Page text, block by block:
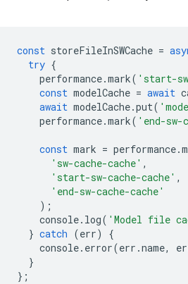
const storeFileInSWCache =
try {
performance.mark( 'start-
const modelCache = await
await modelCache.put(
performance.mark( 'end-sw-
const mark = performance.
'sw-cache-cache' ,
'start-sw-cache-cache' ,
'end-sw-cache-cache'
);
console. log( 'Model file
} catch (err)
{
console. error(err .name,
}
};